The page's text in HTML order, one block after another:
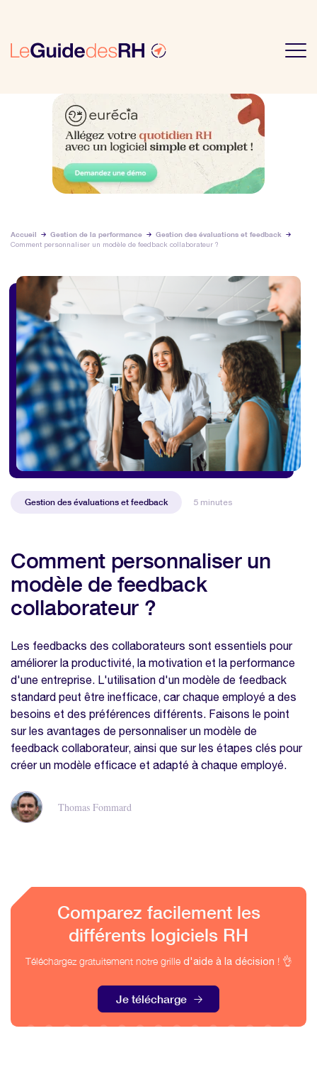
Accueil Gestion de la performance
Gestion des évaluations et feedback
Comment personnaliser un modèle de feedback collaborateur ?
Gestion des évaluations et feedback 5 minutes
Comment personnaliser un
modèle de feedback
collaborateur ?
Les feedbacks des collaborateurs sont essentiels pour
améliorer la productivité, la motivation et la performance
d'une entreprise. L'utilisation d'un modèle de feedback
standard peut être inefficace, car chaque employé a des
besoins et des préférences différents. Faisons le point
sur les avantages de personnaliser un modèle de
feedback collaborateur, ainsi que sur les étapes clés pour
créer un modèle efficace et adapté à chaque employé.
Thomas Fommard
Comparez facilement les
différents logiciels RH
Téléchargez gratuitement notre grille d'aide à la décision ! 👌
Je télécharge